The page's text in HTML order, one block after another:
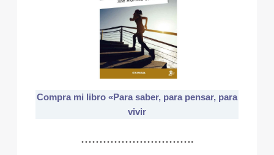
Compra mi libro «Para saber, para pensar, para
vivir
………………………….